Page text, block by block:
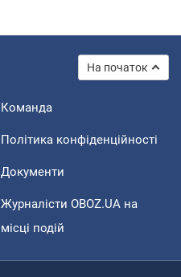
На початок
Команда
Політика конфіденційності
Документи
Журналісти OBOZ.UA на
місці подій